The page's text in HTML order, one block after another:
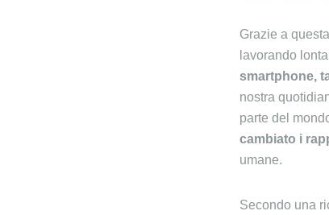
Grazie a
lavorando
smartphone,
nostra
parte del
cambiato i
umane.
Secondo una